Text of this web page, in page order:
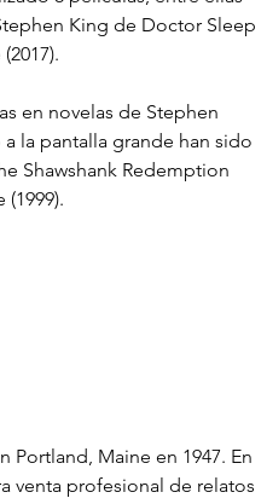
King de Doctor Sleep
en novelas de Stephen
la pantalla grande han sido
Shawshank Redemption
(1999).
Portland, Maine en 1947. En
venta profesional de relatos